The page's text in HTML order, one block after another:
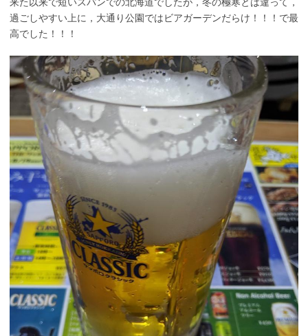
過ごしやすい上に，大通り公園ではビアガーデンだらけ！！！で最
高でした！！！